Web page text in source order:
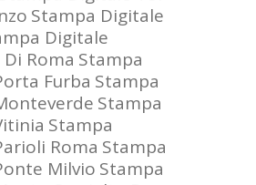
Stampa Digitale
Digitale
Roma Stampa
Furba Stampa
Stampa
Stampa
Roma Stampa
Milvio Stampa